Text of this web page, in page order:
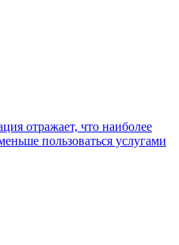
отражает, что наиболее
пользоваться услугами